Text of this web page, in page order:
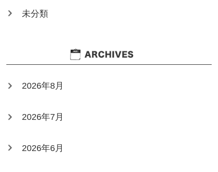
未分類
2026年8月
2026年7月
2026年6月